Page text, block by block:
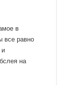
в
все равно
и
на